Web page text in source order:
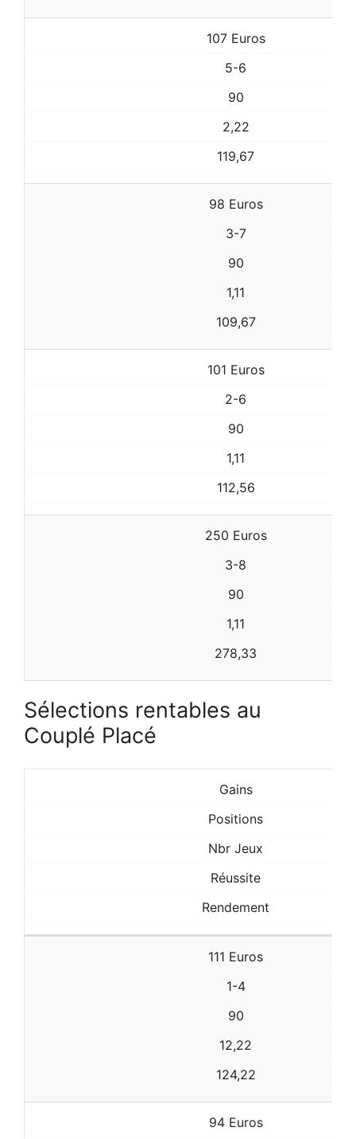
107 Euros
5-6
90
2,22
119,67
98 Euros
3-7
90
1,11
109,67
101 Euros
2-6
90
1,11
112,56
250 Euros
3-8
90
1,11
278,33
Sélections rentables au
Couplé Placé
Gains
Positions
Nbr Jeux
Réussite
Rendement
111 Euros
1-4
90
12,22
124,22
94 Euros